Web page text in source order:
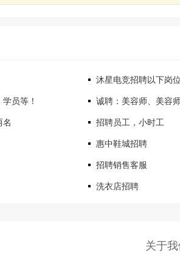
沐星电竞招聘以下岗
员等！ 诚聘：美容师、美容
名 招聘员工，小时工
惠中鞋城招聘
招聘销售客服
洗衣店招聘
关于